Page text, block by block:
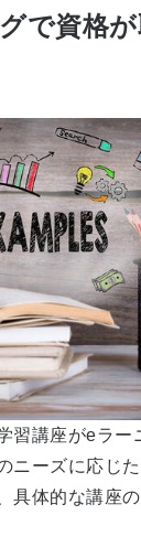
で資格
習講座がeラー
ニーズに応じ
具体的な講座